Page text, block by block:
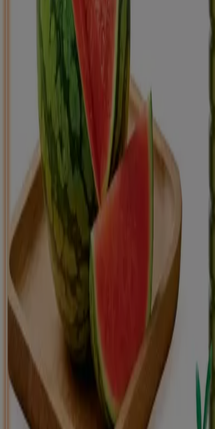
Descargar la APP
Tiendeo international
España Italia United Kingdom
Colombia
Argentina France
Nederland
Deutschland Perú
Australia
Türkiye Polska Norge
Sverige
Ecuador Singapore South
Danmark
Suomi
Schweiz
United Arab Emirates
Ceská republika
Slovenská republika
България
Publicidad